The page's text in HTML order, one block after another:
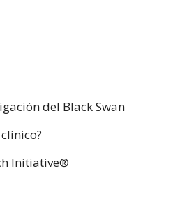
del Black Swan
Initiative®